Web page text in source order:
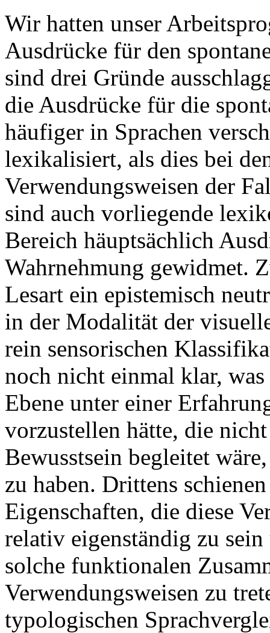
Wir hatten unser
Ausdrücke für den
sind drei Gründe
die Ausdrücke für die
häufiger in Sprachen
lexikalisiert, als dies bei
Verwendungsweisen der
sind auch vorliegende
Bereich häuptsächlich
Wahrnehmung gewidmet.
Lesart ein epistemisch
in der Modalität der
rein sensorischen
noch nicht einmal klar,
Ebene unter einer
vorzustellen hätte, die
Bewusstsein begleitet
zu haben. Drittens
Eigenschaften, die diese
relativ eigenständig zu
solche funktionalen
Verwendungsweisen zu
typologischen